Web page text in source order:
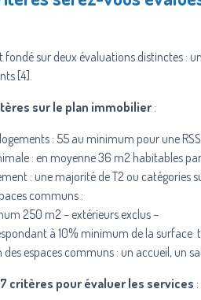
fondé sur deux évaluations distinctes :
[4].
sur le plan immobilier :
: 55 au minimum pour une RSS
: en moyenne 36 m2 habitables
: une majorité de T2 ou catégories
communs :
250 m2 – extérieurs exclus –
à 10% minimum de la surface
espaces communs : un accueil, un
7 critères pour évaluer les services :